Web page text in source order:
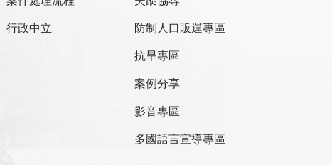
行政中立 防制人口販運專區
抗旱專區
案例分享
影音專區
多國語言宣導專區